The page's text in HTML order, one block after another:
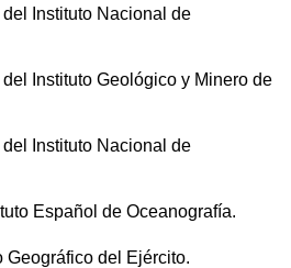
Instituto Nacional de
Instituto Geológico y Minero de
Instituto Nacional de
Español de Oceanografía.
del Ejército.